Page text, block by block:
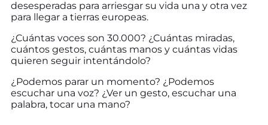
desesperadas para arriesgar su vida una y otra vez
para llegar a tierras europeas.
¿Cuántas voces son 30.000? ¿Cuántas miradas,
cuántos gestos, cuántas manos y cuántas vidas
quieren seguir intentándolo?
¿Podemos parar un momento? ¿Podemos
escuchar una voz? ¿Ver un gesto, escuchar una
palabra, tocar una mano?